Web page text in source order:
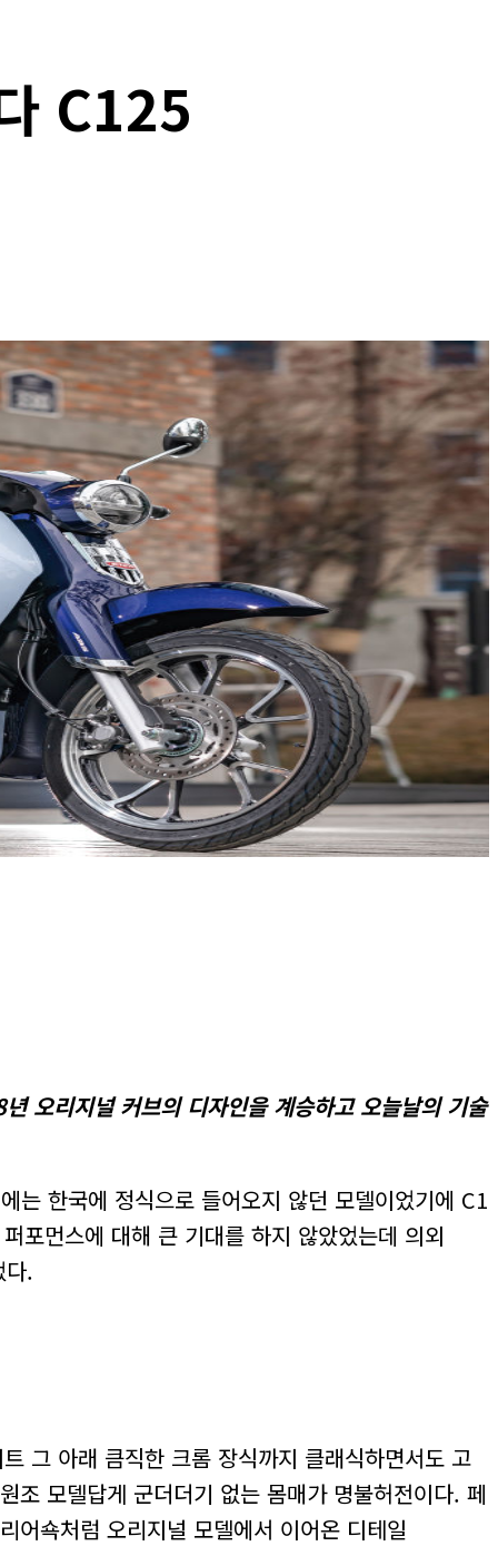
C125
오리지널 커브의 디자인을 계승하고 오늘날의 기술
는 한국에 정식으로 들어오지 않던 모델이었기에 C1
포먼스에 대해 큰 기대를 하지 않았었는데 의외
.
그 아래 큼직한 크롬 장식까지 클래식하면서도 고
조 모델답게 군더더기 없는 몸매가 명불허전이다. 페
어쇽처럼 오리지널 모델에서 이어온 디테일